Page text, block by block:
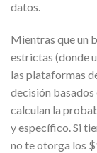
datos.
Mientras que un
estrictas (donde
las plataformas
decisión basados
calculan la
y específico. Si
no te otorga los